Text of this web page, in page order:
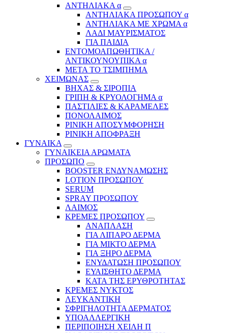
ΑΝΤΗΛΙΑΚΑ α
ΑΝΤΗΛΙΑΚΑ ΠΡΟΣΩΠΟΥ α
ΑΝΤΗΛΙΑΚΑ ΜΕ ΧΡΩΜΑ α
ΛΑΔΙ ΜΑΥΡΙΣΜΑΤΟΣ
ΓΙΑ ΠΑΙΔΙΑ
ΕΝΤΟΜΟΑΠΩΘΗΤΙΚΑ /
ΑΝΤΙΚΟΥΝΟΥΠΙΚΑ α
ΜΕΤΑ ΤΟ ΤΣΙΜΠΗΜΑ
ΧΕΙΜΩΝΑΣ
ΒΗΧΑΣ & ΣΙΡΟΠΙΑ
ΓΡΙΠΗ & ΚΡΥΟΛΟΓΗΜΑ α
ΠΑΣΤΙΛΙΕΣ & ΚΑΡΑΜΕΛΕΣ
ΠΟΝΟΛΑΙΜΟΣ
ΡΙΝΙΚΗ ΑΠΟΣΥΜΦΟΡΗΣΗ
ΡΙΝΙΚΗ ΑΠΟΦΡΑΞΗ
ΓΥΝΑΙΚΑ
ΓΥΝΑΙΚΕΙΑ ΑΡΩΜΑΤΑ
ΠΡΟΣΩΠΟ
BOOSTER ΕΝΔΥΝΑΜΩΣΗΣ
LOTION ΠΡΟΣΩΠΟΥ
SERUM
SPRAY ΠΡΟΣΩΠΟΥ
ΛΑΙΜΟΣ
ΚΡΕΜΕΣ ΠΡΟΣΩΠΟΥ
ΑΝΑΠΛΑΣΗ
ΓΙΑ ΛΙΠΑΡΟ ΔΕΡΜΑ
ΓΙΑ ΜΙΚΤΟ ΔΕΡΜΑ
ΓΙΑ ΞΗΡΟ ΔΕΡΜΑ
ΕΝΥΔΑΤΩΣΗ ΠΡΟΣΩΠΟΥ
ΕΥΑΙΣΘΗΤΟ ΔΕΡΜΑ
ΚΑΤΑ ΤΗΣ ΕΡΥΘΡΟΤΗΤΑΣ
ΚΡΕΜΕΣ ΝΥΚΤΟΣ
ΛΕΥΚΑΝΤΙΚΗ
ΣΦΡΙΓΗΛΟΤΗΤΑ ΔΕΡΜΑΤΟΣ
ΥΠΟΑΛΛΕΡΓΙΚΗ
ΠΕΡΙΠΟΙΗΣΗ ΧΕΙΛΗ Π